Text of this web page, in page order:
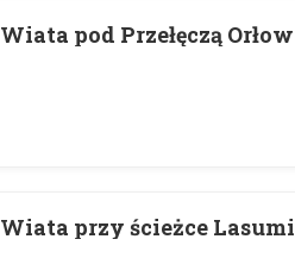
Wiata pod Przełęczą
Wiata przy ścieżce